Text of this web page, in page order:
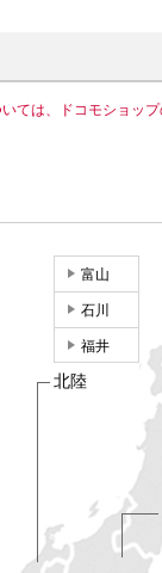
ては、ドコモショッ
富山
石川
福井
北陸